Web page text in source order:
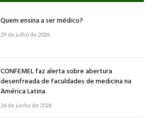
Quem ensina a ser médico?
29 de julho de 2026
CONFEMEL faz alerta sobre abertura
desenfreada de faculdades de medicina na
América Latina
26 de junho de 2026